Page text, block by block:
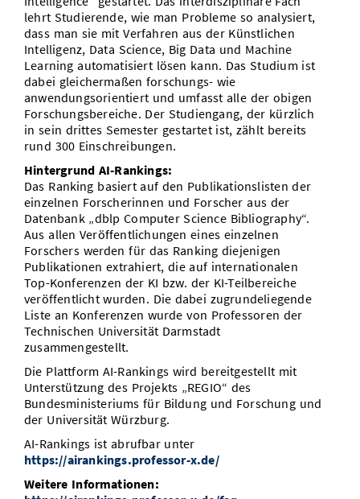
lehrt Studierende, wie man Probleme so analysiert,
dass man sie mit Verfahren aus der Künstlichen
Intelligenz, Data Science, Big Data und Machine
Learning automatisiert lösen kann. Das Studium ist
dabei gleichermaßen forschungs- wie
anwendungsorientiert und umfasst alle der obigen
Forschungsbereiche. Der Studiengang, der kürzlich
in sein drittes Semester gestartet ist, zählt bereits
rund 300 Einschreibungen.
Hintergrund AI-Rankings:
Das Ranking basiert auf den Publikationslisten der
einzelnen Forscherinnen und Forscher aus der
Datenbank „dblp Computer Science Bibliography“.
Aus allen Veröffentlichungen eines einzelnen
Forschers werden für das Ranking diejenigen
Publikationen extrahiert, die auf internationalen
Top-Konferenzen der KI bzw. der KI-Teilbereiche
veröffentlicht wurden. Die dabei zugrundeliegende
Liste an Konferenzen wurde von Professoren der
Technischen Universität Darmstadt
zusammengestellt.
Die Plattform AI-Rankings wird bereitgestellt mit
Unterstützung des Projekts „REGIO“ des
Bundesministeriums für Bildung und Forschung und
der Universität Würzburg.
AI-Rankings ist abrufbar unter
https://airankings.professor-x.de/
Weitere Informationen: